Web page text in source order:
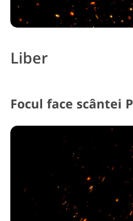
Liber